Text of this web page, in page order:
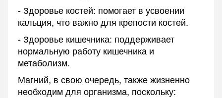
- Здоровье костей: помогает в усвоении
кальция, что важно для крепости костей.
- Здоровье кишечника: поддерживает
нормальную работу кишечника и
метаболизм.
Магний, в свою очередь, также жизненно
необходим для организма, поскольку: